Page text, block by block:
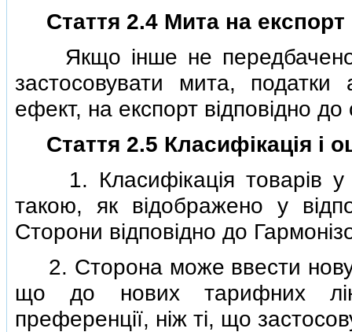
Стаття 2.4 Мита на експорт
Якщо iнше не передбачено
застосовувати мита,
ефект, на експорт вiдповiдно
Стаття 2.5 Класифiкацiя i
1. Класифiкацiя товарiв у
такою, як вiдображено у
Сторони вiдповiдно до
2. Сторона може ввести
що до нових тарифних
преференцiї, нiж тi, що